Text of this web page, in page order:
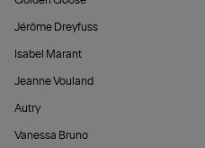
Jérôme Dreyfuss
Isabel Marant
Jeanne Vouland
Autry
Vanessa Bruno